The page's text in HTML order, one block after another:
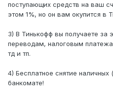
поступающих средств на ваш
этом 1%, но он вам окупится в
3) В Тинькофф вы получаете
переводам, налоговым
тд и тп.
4) Бесплатное снятие
банкомате!